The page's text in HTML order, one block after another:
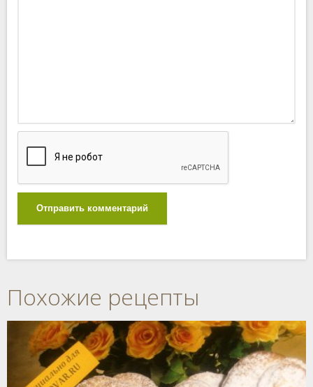
Отправить комментарий
Похожие рецепты